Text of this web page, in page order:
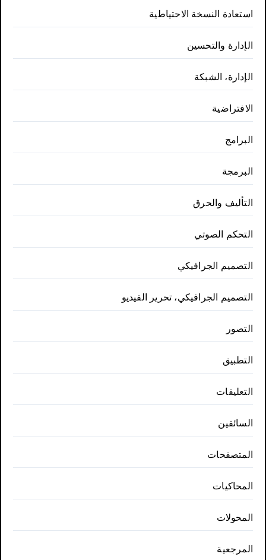
استعادة النسخة الاحتياطية
الإدارة والتحسين
الإدارة، الشبكة
الافتراضية
البرامج
البرمجة
التأليف والحرق
التحكم الصوتي
التصميم الجرافيكي
التصميم الجرافيكي، تحرير الفيديو
التصور
التطبيق
التعليقات
السائقين
المتصفحات
المحاكيات
المحولات
المرجعية